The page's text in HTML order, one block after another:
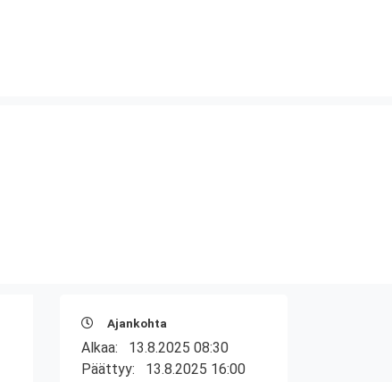
Ajankohta
Alkaa: 13.8.2025 08:30
Päättyy: 13.8.2025 16:00